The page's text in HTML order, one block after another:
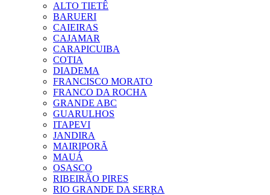
ALTO TIETÊ
BARUERI
CAIEIRAS
CAJAMAR
CARAPICUIBA
COTIA
DIADEMA
FRANCISCO MORATO
FRANCO DA ROCHA
GRANDE ABC
GUARULHOS
ITAPEVI
JANDIRA
MAIRIPORÃ
MAUÁ
OSASCO
RIBEIRÃO PIRES
RIO GRANDE DA SERRA